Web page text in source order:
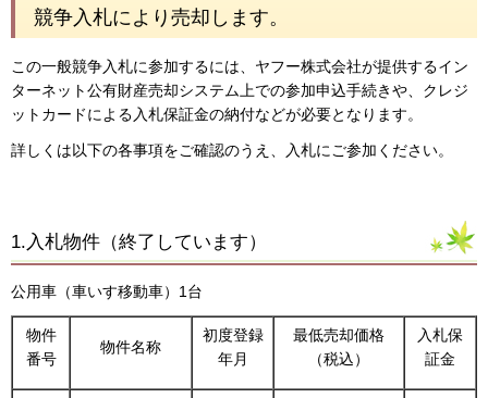
競争入札により売却します。
この一般競争入札に参加するには、ヤフー株式会社が提供するイン
ターネット公有財産売却システム上での参加申込手続きや、クレジ
ットカードによる入札保証金の納付などが必要となります。
詳しくは以下の各事項をご確認のうえ、入札にご参加ください。
1.入札物件（終了しています）
公用車（車いす移動車）1台
物件
番号
物件名称
初度登録
年月
最低売却価格
（税込）
入札保
証金